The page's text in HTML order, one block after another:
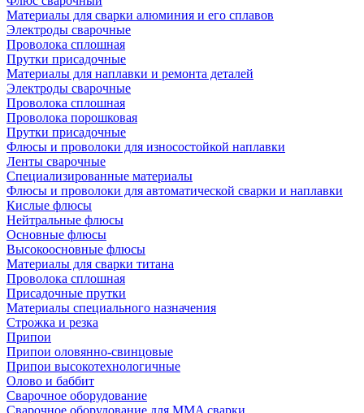
Материалы для сварки алюминия и его сплавов
Электроды сварочные
Проволока сплошная
Прутки присадочные
Материалы для наплавки и ремонта деталей
Электроды сварочные
Проволока сплошная
Проволока порошковая
Прутки присадочные
Флюсы и проволоки для износостойкой наплавки
Ленты сварочные
Специализированные материалы
Флюсы и проволоки для автоматической сварки и наплавки
Кислые флюсы
Нейтральные флюсы
Основные флюсы
Высокоосновные флюсы
Материалы для сварки титана
Проволока сплошная
Присадочные прутки
Материалы специального назначения
Строжка и резка
Припои
Припои оловянно-свинцовые
Припои высокотехнологичные
Олово и баббит
Сварочное оборудование
Сварочное оборудование для MMA сварки